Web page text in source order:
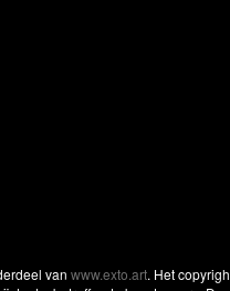
van www.exto.art. Het